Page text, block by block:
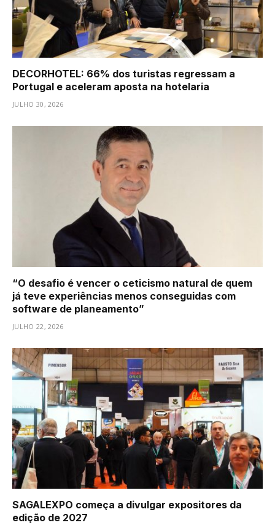
DECORHOTEL: 66% dos turistas regressam a
Portugal e aceleram aposta na hotelaria
JULHO 30, 2026
“O desafio é vencer o ceticismo natural de quem
já teve experiências menos conseguidas com
software de planeamento”
JULHO 22, 2026
SAGALEXPO começa a divulgar expositores da
edição de 2027